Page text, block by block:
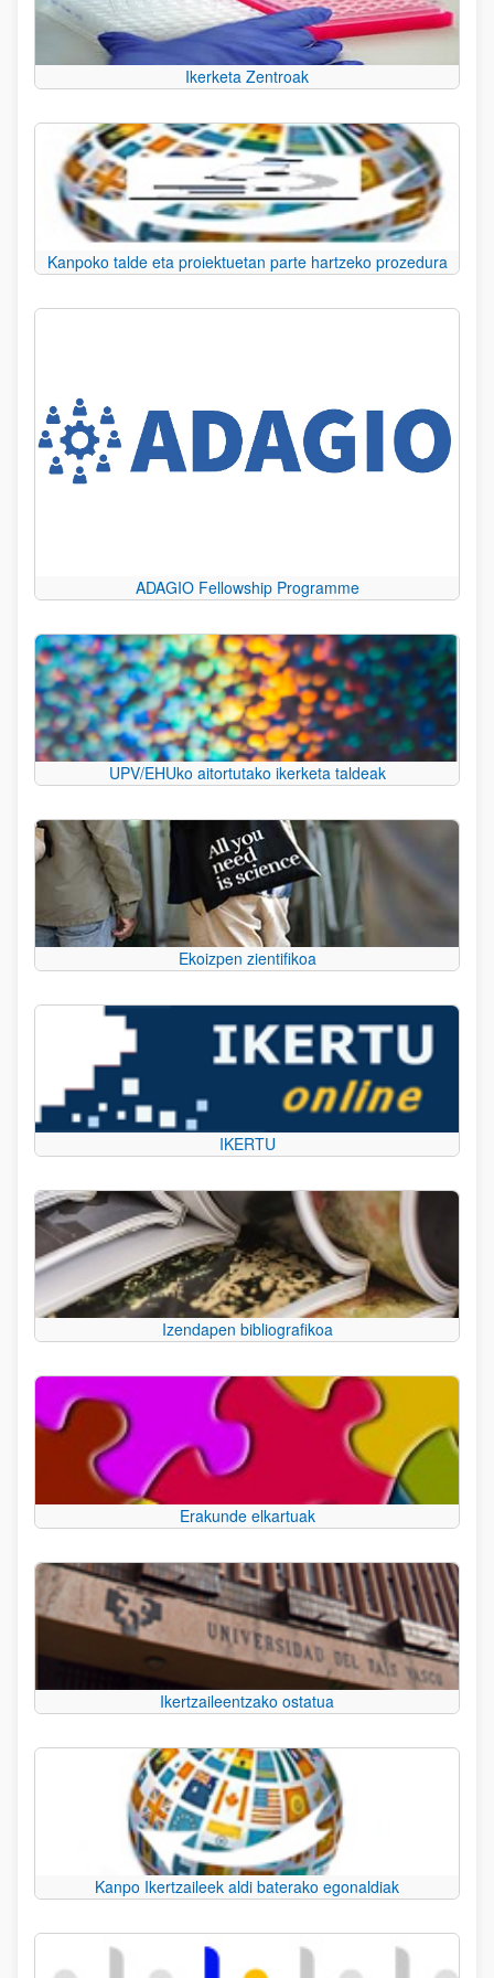
Ikerketa Zentroak
Kanpoko talde eta proiektuetan parte hartzeko prozedura
ADAGIO Fellowship Programme
UPV/EHUko aitortutako ikerketa taldeak
Ekoizpen zientifikoa
IKERTU
Izendapen bibliografikoa
Erakunde elkartuak
Ikertzaileentzako ostatua
Kanpo Ikertzaileek aldi baterako egonaldiak